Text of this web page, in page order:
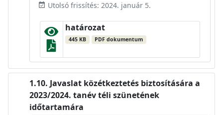
event_available Utolsó frissítés: 2024. január 5.
határozat
445 KB PDF dokumentum
Javaslat közétkeztetés biztosítására a
2023/2024. tanév téli szünetének
időtartamára